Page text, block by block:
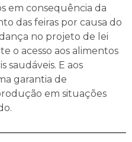
em consequência da
das feiras por causa do
no projeto de lei
o acesso aos alimentos
saudáveis. E aos
garantia de
em situações